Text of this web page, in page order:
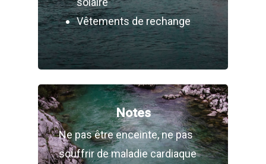
Vêtements de rechange
Notes
Ne pas être enceinte, ne pas
souffrir de maladie cardiaque